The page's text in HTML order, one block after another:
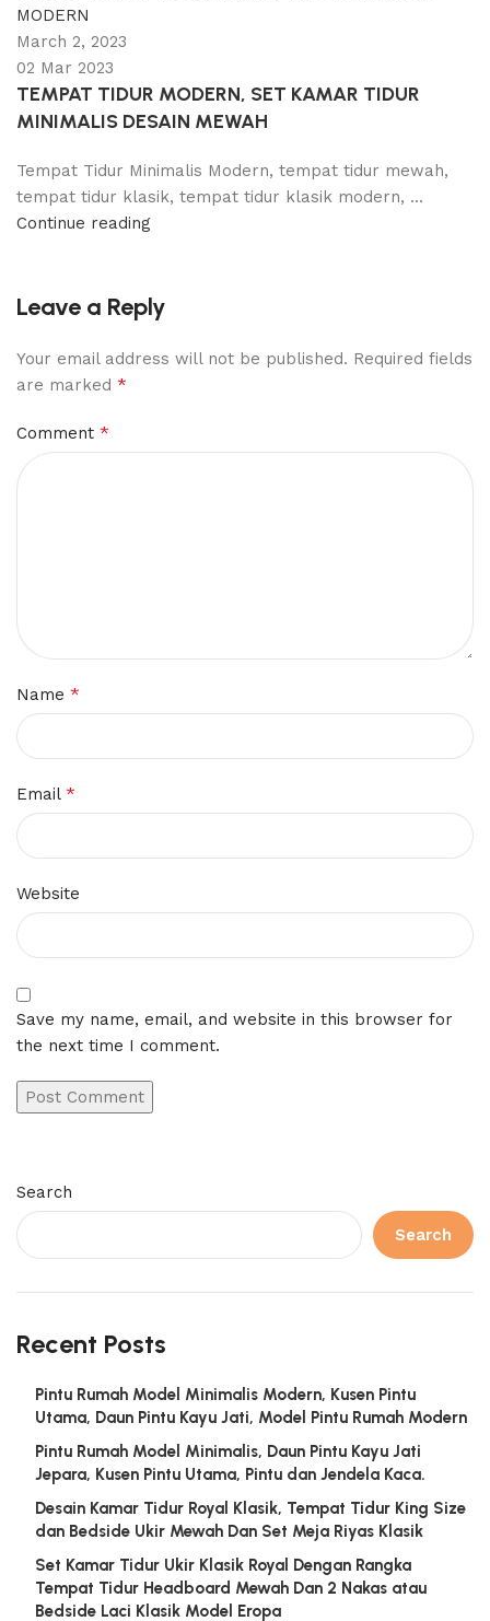
MODERN
March 2, 2023
02 Mar 2023
TEMPAT TIDUR MODERN, SET KAMAR TIDUR
MINIMALIS DESAIN MEWAH
Tempat Tidur Minimalis Modern, tempat tidur mewah,
tempat tidur klasik, tempat tidur klasik modern, ...
Continue reading
Leave a Reply
Your email address will not be published. Required fields
are marked *
Comment *
Name *
Email *
Website
Save my name, email, and website in this browser for
the next time I comment.
Search
Search
Recent Posts
Pintu Rumah Model Minimalis Modern, Kusen Pintu
Utama, Daun Pintu Kayu Jati, Model Pintu Rumah Modern
Pintu Rumah Model Minimalis, Daun Pintu Kayu Jati
Jepara, Kusen Pintu Utama, Pintu dan Jendela Kaca.
Desain Kamar Tidur Royal Klasik, Tempat Tidur King Size
dan Bedside Ukir Mewah Dan Set Meja Riyas Klasik
Set Kamar Tidur Ukir Klasik Royal Dengan Rangka
Tempat Tidur Headboard Mewah Dan 2 Nakas atau
Bedside Laci Klasik Model Eropa